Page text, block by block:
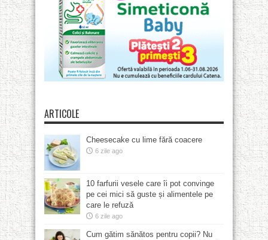
ARTICOLE
Cheesecake cu lime fără coacere
6 zile ago
10 farfurii vesele care îi pot convinge
pe cei mici să guste și alimentele pe
care le refuză
6 zile ago
Cum gătim sănătos pentru copii? Nu